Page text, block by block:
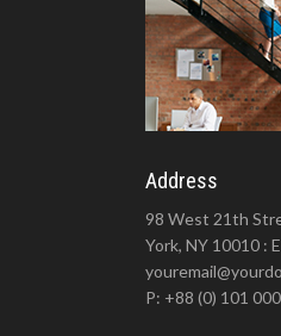
Address
98 West 21th
York, NY 10010 :
P: +88 (0) 101